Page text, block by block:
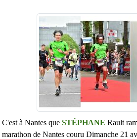
C'est à Nantes que STÉPHANE Rault
marathon de Nantes couru Dimanche 21